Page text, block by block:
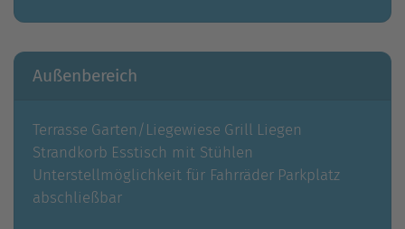
Außenbereich
Terrasse Garten/Liegewiese Grill Liegen
Strandkorb Esstisch mit Stühlen
Unterstellmöglichkeit für Fahrräder
abschließbar
Parkplatz